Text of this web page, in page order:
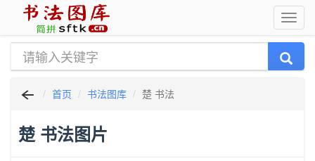
首页 书法图库 楚 书法
楚 书法图片